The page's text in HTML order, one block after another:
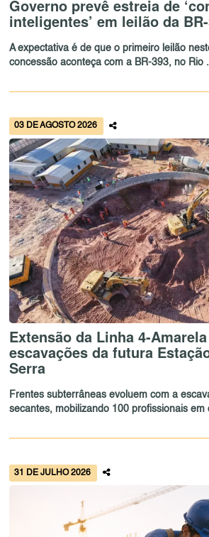
Governo prevê estreia de
inteligentes’ em leilão da
A expectativa é de que o primeiro leilão
concessão aconteça com a BR-393, no Rio
03 DE AGOSTO 2026
Extensão da Linha 4-
escavações da futura
Serra
Frentes subterrâneas evoluem com a
secantes, mobilizando 100 profissionais em
31 DE JULHO 2026